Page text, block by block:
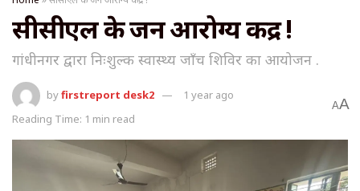
सीसीएल के जन आरोग्य केंद्र !
गांधीनगर द्वारा निःशुल्क स्वास्थ्य जाँच शिविर का आयोजन .
byfirstreport desk2
1 year ago
Reading Time: 1 min read
AA